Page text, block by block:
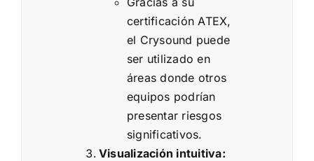
certificación ATEX,
el Crysound puede
ser utilizado en
áreas donde otros
equipos podrían
presentar riesgos
significativos.
Visualización intuitiva: